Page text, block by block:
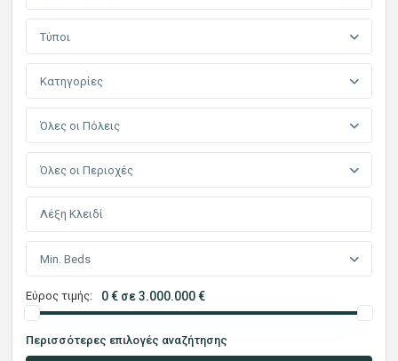
Τύποι
Κατηγορίες
Όλες οι Πόλεις
Όλες οι Περιοχές
Min. Beds
Εύρος τιμής: 0 € σε 3.000.000 €
Περισσότερες επιλογές αναζήτησης